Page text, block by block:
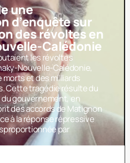
une
d’enquête sur
des révoltes en
Calédonie
les révoltes
Nouvelle-Calédonie,
et des milliards
Cette tragédie résulte du
gouvernement, en
des accords de Matignon
à la réponse répressive
par